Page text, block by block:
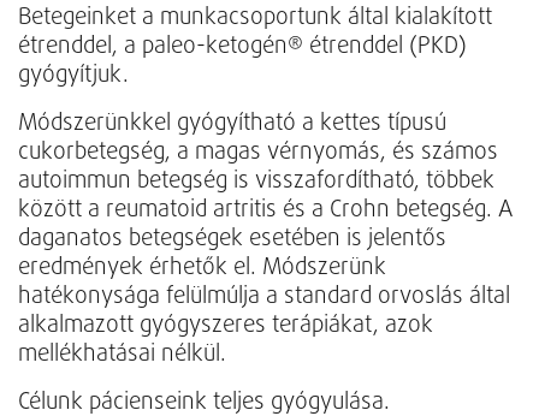
Betegeinket a munkacsoportunk által kialakított
étrenddel, a paleo-ketogén® étrenddel (PKD)
gyógyítjuk.
Módszerünkkel gyógyítható a kettes típusú
cukorbetegség, a magas vérnyomás, és számos
autoimmun betegség is visszafordítható, többek
között a reumatoid artritis és a Crohn betegség. A
daganatos betegségek esetében is jelentős
eredmények érhetők el. Módszerünk
hatékonysága felülmúlja a standard orvoslás által
alkalmazott gyógyszeres terápiákat, azok
mellékhatásai nélkül.
Célunk pácienseink teljes gyógyulása.